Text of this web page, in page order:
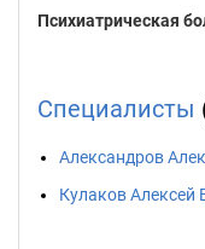
Психиатрическая
Специалисты
Александров
Кулаков Алексей